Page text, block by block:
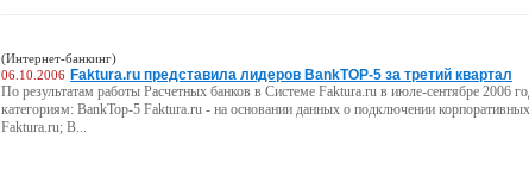
(Интернет-банкинг)
06.10.2006 Faktura.ru представила лидеров BankTOP-5 за третий квартал
По результатам работы Расчетных банков в Системе Faktura.ru в июле-сентябре 2006
категориям: BankTop-5 Faktura.ru - на основании данных о подключении
Faktura.ru; B...